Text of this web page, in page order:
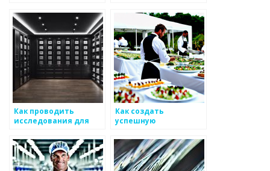
Как проводить
исследования для
цифровых рынках
Как создать
успешную
стратегию для
металлоизделий